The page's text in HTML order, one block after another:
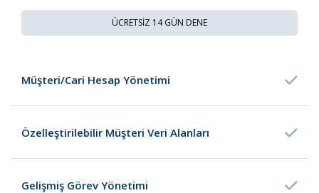
ÜCRETSİZ 14 GÜN DENE
Müşteri/Cari Hesap Yönetimi
Özelleştirilebilir Müşteri Veri Alanları
Gelişmiş Görev Yönetimi